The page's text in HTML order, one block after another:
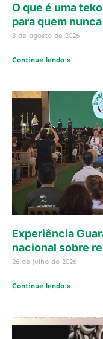
O que é uma
para quem
3 de agosto de 2026
Continue lendo »
Experiência
nacional sobre
26 de julho de 2026
Continue lendo »